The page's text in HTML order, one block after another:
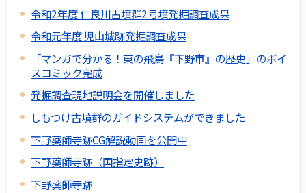
令和2年度 仁良川古墳群2号墳発掘調査成果
令和元年度 児山城跡発掘調査成果
「マンガで分かる！東の飛鳥『下野市』の歴史」のボイ
スコミック完成
発掘調査現地説明会を開催しました
しもつけ古墳群のガイドシステムができました
下野薬師寺跡CG解説動画を公開中
下野薬師寺跡（国指定史跡）
下野薬師寺跡